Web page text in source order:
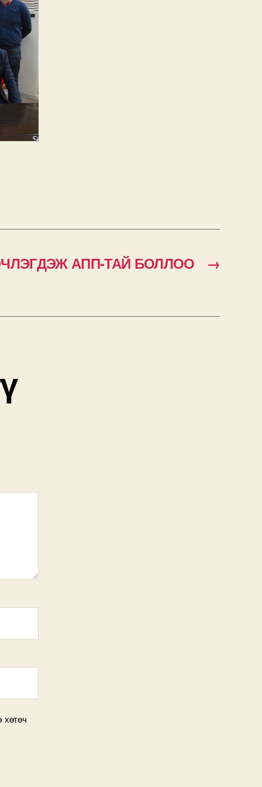
→
АПП-ТАЙ БОЛЛОО
хөтөч